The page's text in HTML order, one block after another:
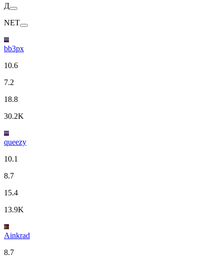
Д
NET
bb3px
10.6
7.2
18.8
30.2K
queezy
10.1
8.7
15.4
13.9K
Ainkrad
8.7